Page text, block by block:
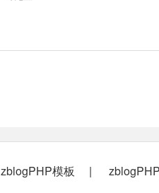
zblogPHP模板